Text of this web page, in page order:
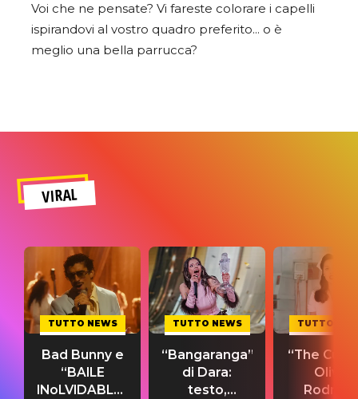
Voi che ne pensate? Vi fareste colorare i capelli
ispirandovi al vostro quadro preferito… o è
meglio una bella parrucca?
VIRAL
TUTTO NEWS
Bad Bunny e
“BAILE
INoLVIDABLE”:
TUTTO NEWS
“Bangaranga”
di Dara:
testo,
TUTTO
“The
Olivia